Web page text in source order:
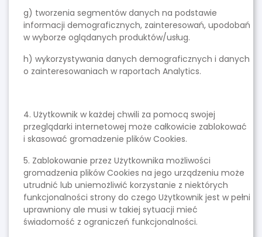
g) tworzenia segmentów danych na podstawie
informacji demograficznych, zainteresowań, upodobań
w wyborze oglądanych produktów/usług.
h) wykorzystywania danych demograficznych i danych
o zainteresowaniach w raportach Analytics.
4. Użytkownik w każdej chwili za pomocą swojej
przeglądarki internetowej może całkowicie zablokować
i skasować gromadzenie plików Cookies.
5. Zablokowanie przez Użytkownika możliwości
gromadzenia plików Cookies na jego urządzeniu może
utrudnić lub uniemożliwić korzystanie z niektórych
funkcjonalności strony do czego Użytkownik jest w pełni
uprawniony ale musi w takiej sytuacji mieć
świadomość z ograniczeń funkcjonalności.